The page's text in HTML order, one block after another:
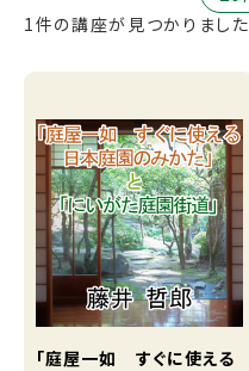
1件の講座が見つかりました
「庭屋一如 すぐに使える